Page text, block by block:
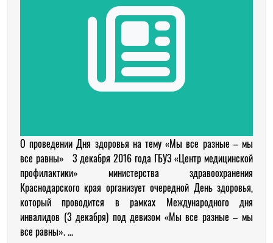
О проведении Дня здоровья на тему «Мы все разные – мы
все равны» 3 декабря 2016 года ГБУЗ «Центр медицинской
профилактики» министерства здравоохранения
Краснодарского края организует очередной День здоровья,
который проводится в рамках Международного дня
инвалидов (3 декабря) под девизом «Мы все разные – мы
все равны». ...